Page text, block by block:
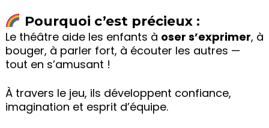
Pourquoi c’est précieux :
Le théâtre aide les enfants à oser s’exprimer, à
bouger, à parler fort, à écouter les autres —
tout en s’amusant !
À travers le jeu, ils développent confiance,
imagination et esprit d’équipe.